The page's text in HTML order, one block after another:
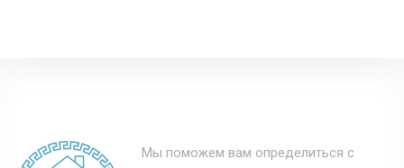
Мы поможем вам определиться с